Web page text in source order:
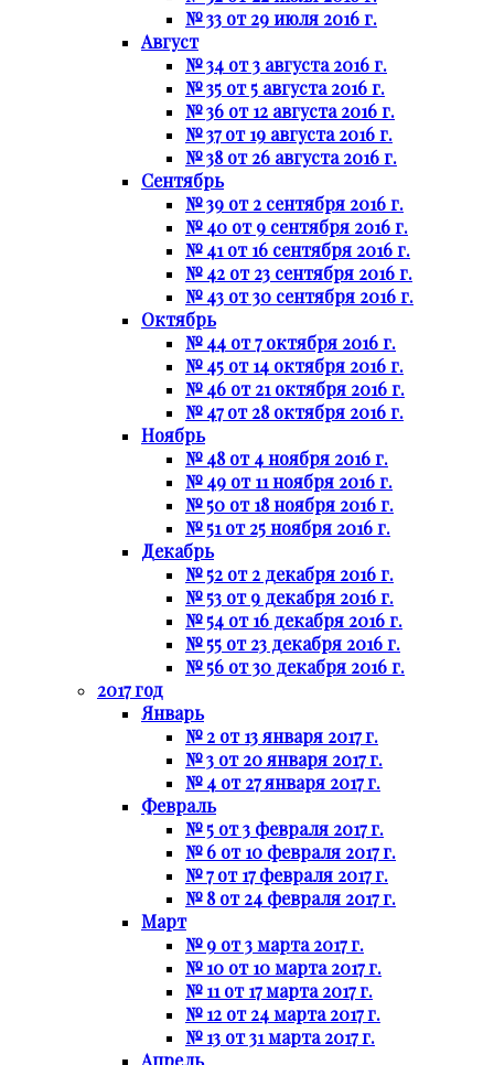
№ 33 от 29 июля 2016 г.
Август
№ 34 от 3 августа 2016 г.
№ 35 от 5 августа 2016 г.
№ 36 от 12 августа 2016 г.
№ 37 от 19 августа 2016 г.
№ 38 от 26 августа 2016 г.
Сентябрь
№ 39 от 2 сентября 2016 г.
№ 40 от 9 сентября 2016 г.
№ 41 от 16 сентября 2016 г.
№ 42 от 23 сентября 2016 г.
№ 43 от 30 сентября 2016 г.
Октябрь
№ 44 от 7 октября 2016 г.
№ 45 от 14 октября 2016 г.
№ 46 от 21 октября 2016 г.
№ 47 от 28 октября 2016 г.
Ноябрь
№ 48 от 4 ноября 2016 г.
№ 49 от 11 ноября 2016 г.
№ 50 от 18 ноября 2016 г.
№ 51 от 25 ноября 2016 г.
Декабрь
№ 52 от 2 декабря 2016 г.
№ 53 от 9 декабря 2016 г.
№ 54 от 16 декабря 2016 г.
№ 55 от 23 декабря 2016 г.
№ 56 от 30 декабря 2016 г.
2017 год
Январь
№ 2 от 13 января 2017 г.
№ 3 от 20 января 2017 г.
№ 4 от 27 января 2017 г.
Февраль
№ 5 от 3 февраля 2017 г.
№ 6 от 10 февраля 2017 г.
№ 7 от 17 февраля 2017 г.
№ 8 от 24 февраля 2017 г.
Март
№ 9 от 3 марта 2017 г.
№ 10 от 10 марта 2017 г.
№ 11 от 17 марта 2017 г.
№ 12 от 24 марта 2017 г.
№ 13 от 31 марта 2017 г.
Апрель